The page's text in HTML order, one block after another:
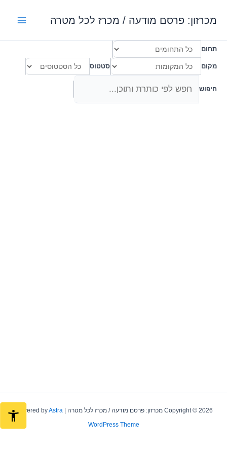
לתוכןמכרזון: פרסם מודעה / מכרז לכל מטרה
תחום ✕
מקום ✕סטטוס ✕
חיפוש
Copyright © 2026 מכרזון: פרסם מודעה / מכרז לכל מטרה | Powered by
Astra
WordPress Theme